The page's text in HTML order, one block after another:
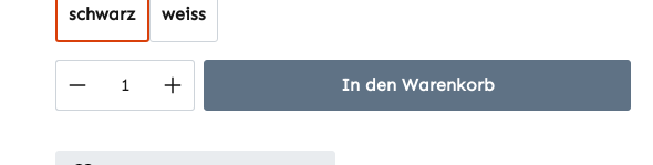
schwarz weiss
Produkt Anzahl: Gib den gewünschten Wert
In den Warenkorb